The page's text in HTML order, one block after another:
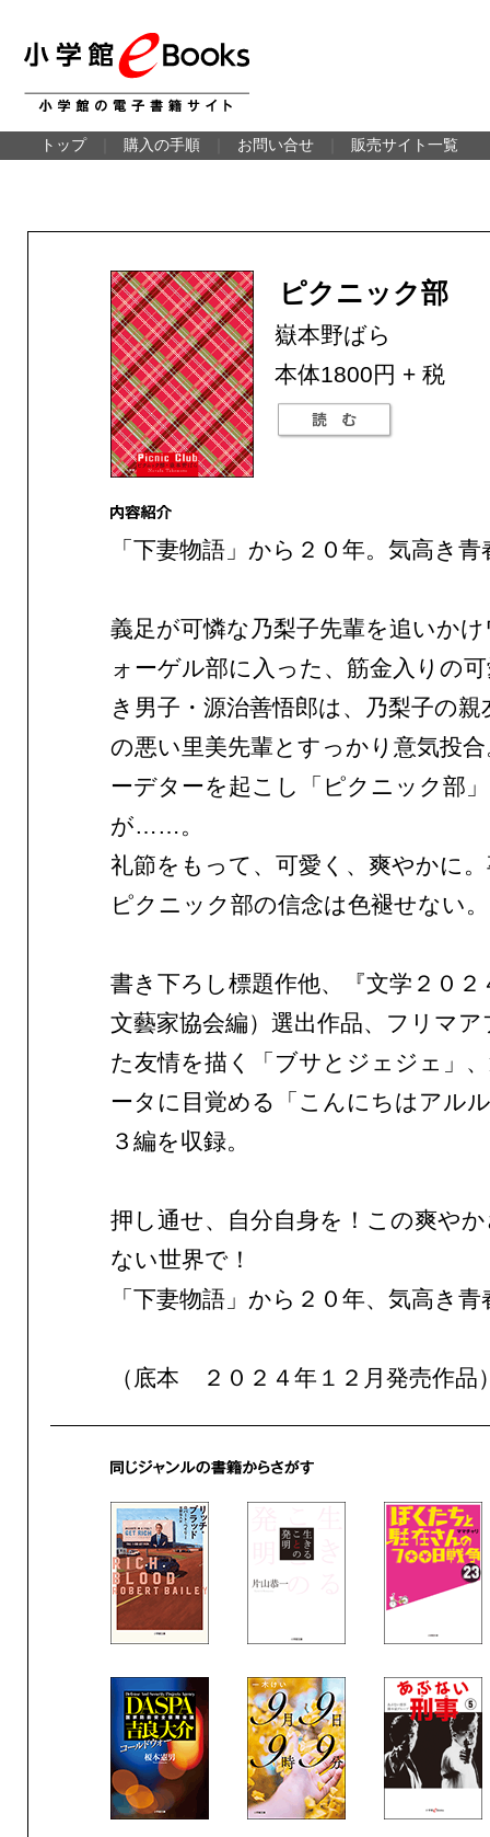
トップ 購入の手順 お問い合せ 販売サイト一覧
ピクニック部
嶽本野ばら
本体1800円 + 税
「下妻物語」から２０年。気高き
義足が可憐な乃梨子先輩を追いか
ォーゲル部に入った、筋金入りの
き男子・源治善悟郎は、乃梨子の
の悪い里美先輩とすっかり意気投
ーデターを起こし「ピクニック部
が……。
礼節をもって、可愛く、爽やかに
ピクニック部の信念は色褪せない。
書き下ろし標題作他、『文学２０２
文藝家協会編）選出作品、フリマ
た友情を描く「ブサとジェジェ」
ータに目覚める「こんにちはアル
３編を収録。
押し通せ、自分自身を！この爽や
ない世界で！
「下妻物語」から２０年、気高き
（底本 ２０２４年１２月発売作品